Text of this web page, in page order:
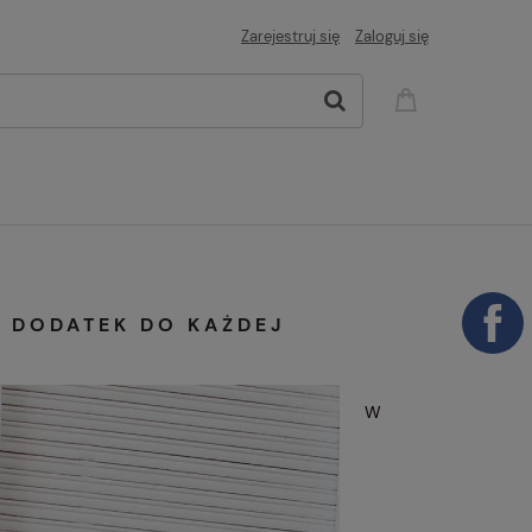
Zarejestruj się Zaloguj się
DO KAŻDEJ
W